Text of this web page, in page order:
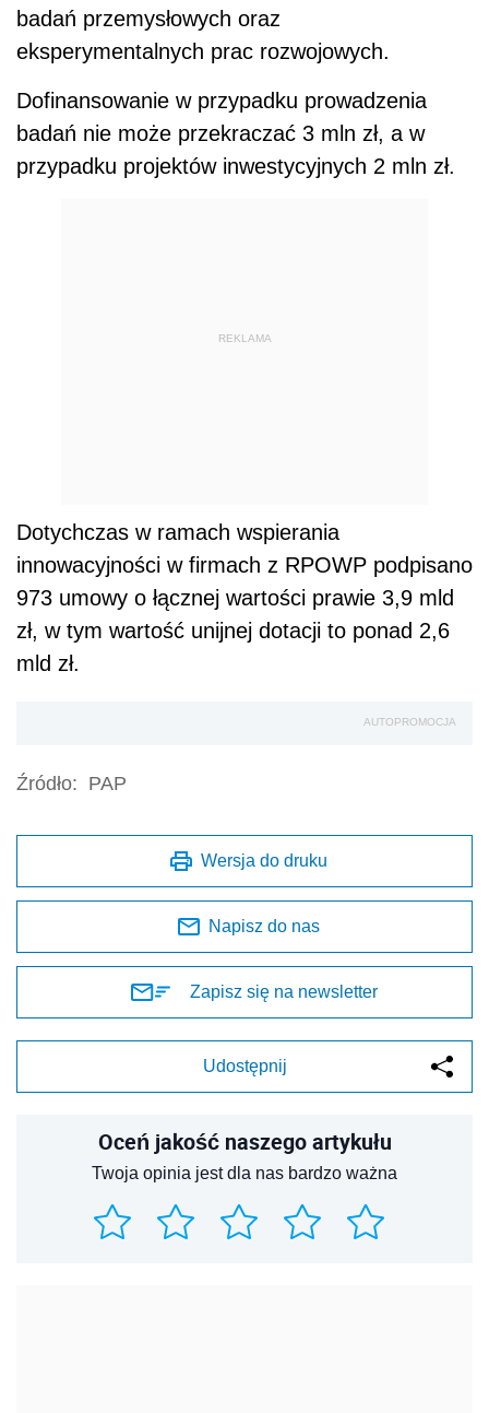
badań przemysłowych oraz
eksperymentalnych prac rozwojowych.
Dofinansowanie w przypadku prowadzenia
badań nie może przekraczać 3 mln zł, a w
przypadku projektów inwestycyjnych 2 mln zł.
REKLAMA
Dotychczas w ramach wspierania
innowacyjności w firmach z RPOWP podpisano
973 umowy o łącznej wartości prawie 3,9 mld
zł, w tym wartość unijnej dotacji to ponad 2,6
mld zł.
AUTOPROMOCJA
Źródło: PAP
Wersja do druku
Napisz do nas
Zapisz się na newsletter
Udostępnij
Oceń jakość naszego artykułu
Twoja opinia jest dla nas bardzo ważna